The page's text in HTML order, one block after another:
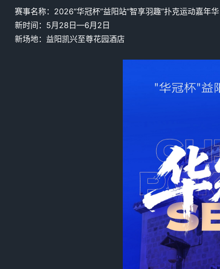
赛事名称：2026“华冠杯”益阳站“智享羽趣”扑克运动嘉年
新时间：5月28日—6月2日
新场地：益阳凯兴至尊花园酒店